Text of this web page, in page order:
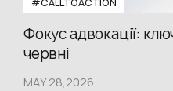
#CALLTOACTION
Фокус адвокації:
червні
MAY 28,2026